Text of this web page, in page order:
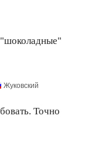
Жуковский
Точно